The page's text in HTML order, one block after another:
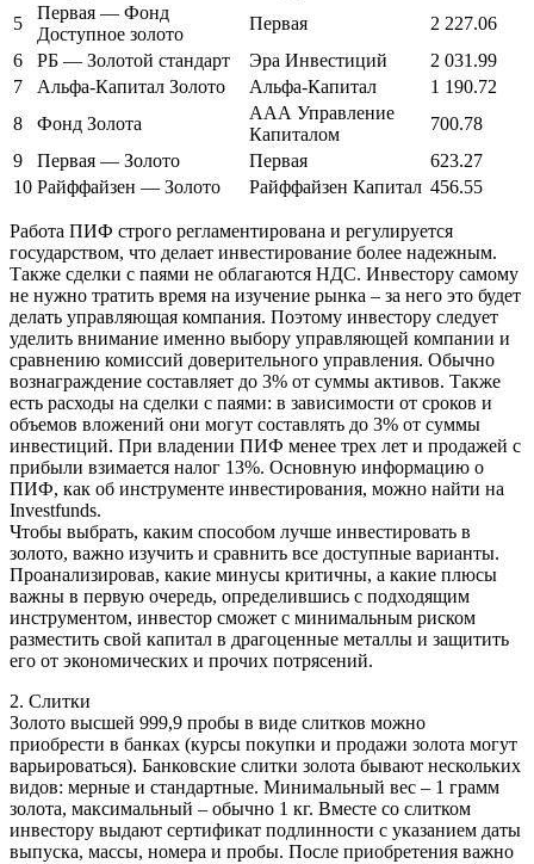
5
Первая — Фонд
Доступное золото
Первая
2 227.06
6
РБ — Золотой стандарт Эра Инвестиций
2 031.99
7
Альфа-Капитал Золото Альфа-Капитал
1 190.72
8
Фонд Золота
ААА Управление
Капиталом
700.78
9
Первая — Золото Первая
623.27
10 Райффайзен — Золото Райффайзен Капитал 456.55
Работа ПИФ строго регламентирована и регулируется
государством, что делает инвестирование более надежным.
Также сделки с паями не облагаются НДС. Инвестору самому
не нужно тратить время на изучение рынка – за него это будет
делать управляющая компания. Поэтому инвестору следует
уделить внимание именно выбору управляющей компании и
сравнению комиссий доверительного управления. Обычно
вознаграждение составляет до 3% от суммы активов. Также
есть расходы на сделки с паями: в зависимости от сроков и
объемов вложений они могут составлять до 3% от суммы
инвестиций. При владении ПИФ менее трех лет и продажей с
прибыли взимается налог 13%. Основную информацию о
ПИФ, как об инструменте инвестирования, можно найти на
Investfunds.
Чтобы выбрать, каким способом лучше инвестировать в
золото, важно изучить и сравнить все доступные варианты.
Проанализировав, какие минусы критичны, а какие плюсы
важны в первую очередь, определившись с подходящим
инструментом, инвестор сможет с минимальным риском
разместить свой капитал в драгоценные металлы и защитить
его от экономических и прочих потрясений.
2. Слитки
Золото высшей 999,9 пробы в виде слитков можно
приобрести в банках (курсы покупки и продажи золота могут
варьироваться). Банковские слитки золота бывают нескольких
видов: мерные и стандартные. Минимальный вес – 1 грамм
золота, максимальный – обычно 1 кг. Вместе со слитком
инвестору выдают сертификат подлинности с указанием даты
выпуска, массы, номера и пробы. После приобретения важно